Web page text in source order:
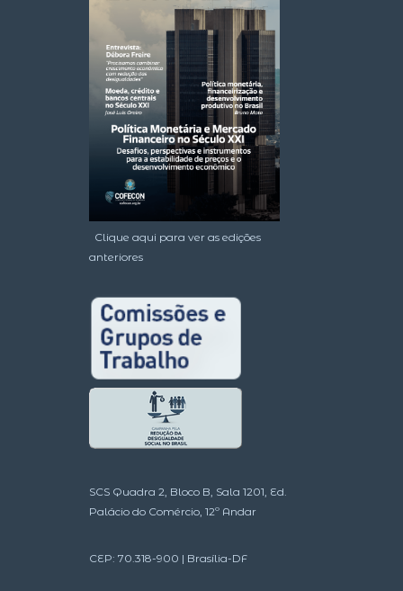
Clique aqui para ver as edições
anteriores
SCS Quadra 2, Bloco B, Sala 1201, Ed.
Palácio do Comércio, 12º Andar
CEP: 70.318-900 | Brasília-DF